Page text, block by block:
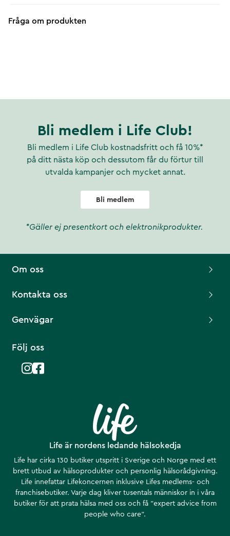
Fråga om produkten
Bli medlem i Life Club!
Bli medlem i Life Club kostnadsfritt och få 10%*
på ditt nästa köp och dessutom får du förtur till
utvalda kampanjer och mycket annat.
Bli medlem
*Gäller ej presentkort och elektronikprodukter.
Life är nordens ledande hälsokedja
Life har cirka 130 butiker utspritt i Sverige och Norge med ett
brett utbud av hälsoprodukter och personlig hälsorådgivning.
Life innefattar Lifekoncernen inklusive Lifes medlems- och
franchisebutiker. Varje dag kliver tusentals människor in i våra
butiker för att prata hälsa med oss och få ”expert advice from
people who care”.
Om oss
Kontakta oss
Genvägar
Följ oss